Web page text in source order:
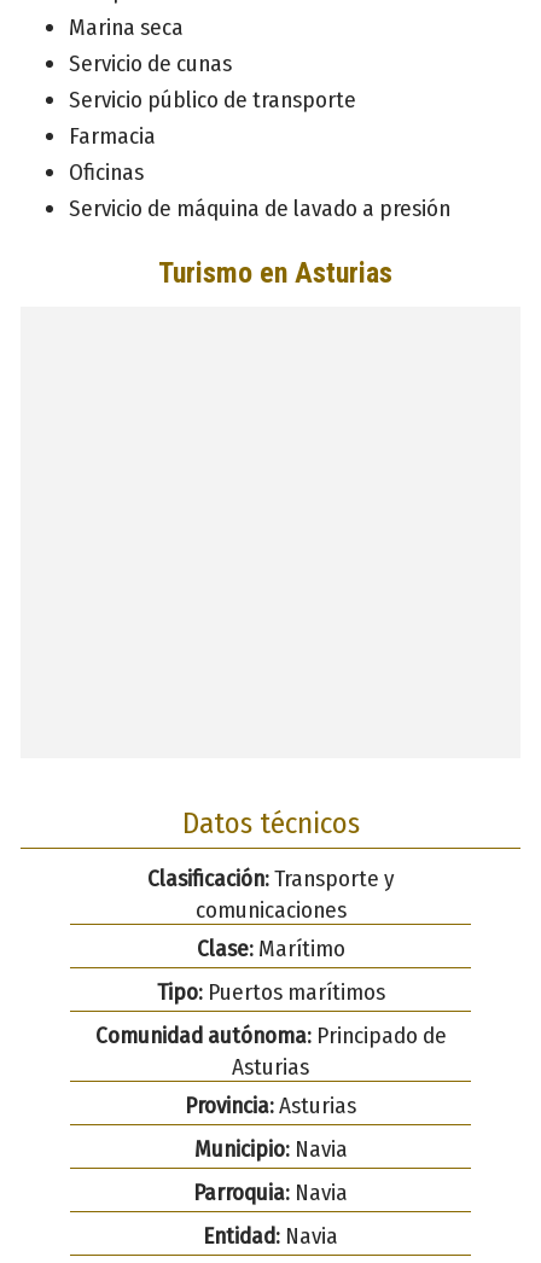
Marina seca
Servicio de cunas
Servicio público de transporte
Farmacia
Oficinas
Servicio de máquina de lavado a presión
Datos técnicos
Clasificación:Transporte y
comunicaciones
Clase:Marítimo
Tipo:Puertos marítimos
Comunidad autónoma:Principado de
Asturias
Provincia:Asturias
Municipio:Navia
Parroquia: Navia
Entidad: Navia